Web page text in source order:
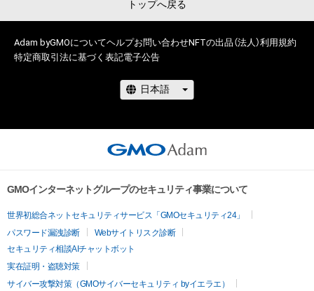
トップへ戻る
Adam byGMOについてヘルプお問い合わせNFTの出品（法人）利用規約
特定商取引法に基づく表記電子公告
GMOインターネットグループのセキュリティ事業について
世界初総合ネットセキュリティサービス「GMOセキュリティ24」
パスワード漏洩診断
Webサイトリスク診断
セキュリティ相談AIチャットボット
実在証明・盗聴対策
サイバー攻撃対策（GMOサイバーセキュリティ byイエラエ）